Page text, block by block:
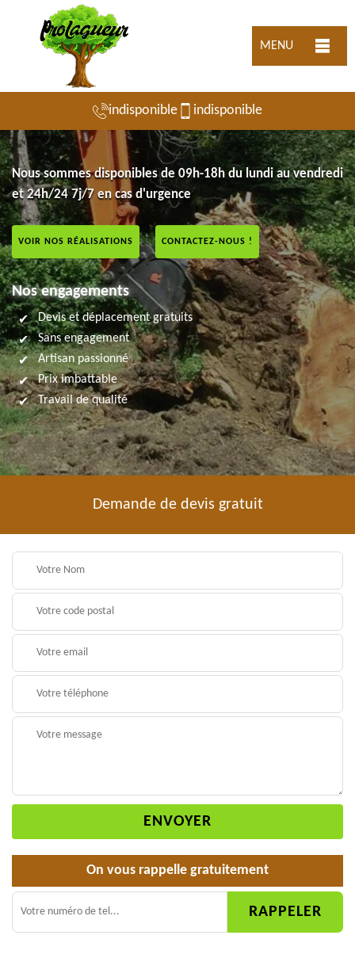
MENU
indisponible indisponible
Nous sommes disponibles de 09h-18h du lundi au vendredi
et 24h/24 7j/7 en cas d'urgence
VOIR NOS RÉALISATIONS CONTACTEZ-NOUS !
Nos engagements
Devis et déplacement gratuits
Sans engagement
Artisan passionné
Prix imbattable
Travail de qualité
Demande de devis gratuit
On vous rappelle gratuitement